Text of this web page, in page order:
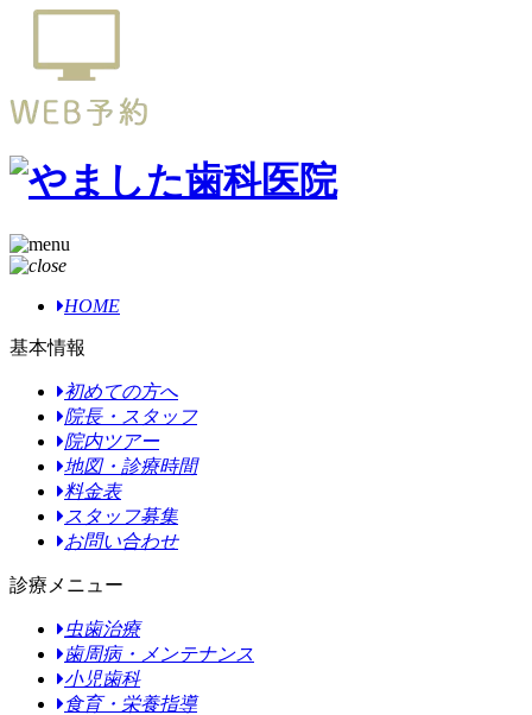
HOME
基本情報
初めての方へ
院長・スタッフ
院内ツアー
地図・診療時間
料金表
スタッフ募集
お問い合わせ
診療メニュー
虫歯治療
歯周病・メンテナンス
小児歯科
食育・栄養指導